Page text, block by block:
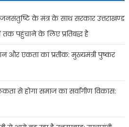
के मंत्र के साथ सरकार उत्तराखण्ड
पहुंचाने के लिए प्रतिबद्ध है
और एकता का प्रतीक: मुख्यमंत्री पुष्कर
से होगा समाज का सर्वांगीण विकास: